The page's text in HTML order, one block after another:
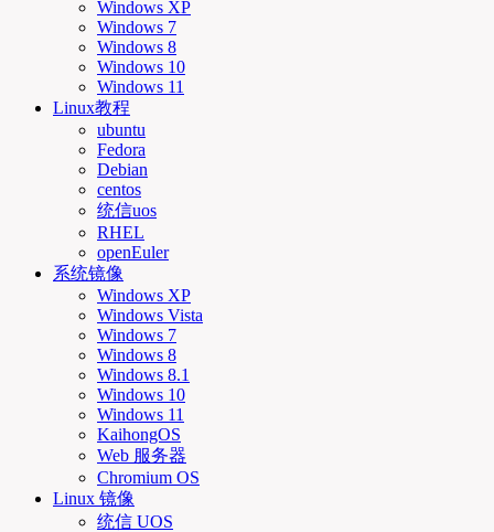
Windows XP
Windows 7
Windows 8
Windows 10
Windows 11
Linux教程
ubuntu
Fedora
Debian
centos
统信uos
RHEL
openEuler
系统镜像
Windows XP
Windows Vista
Windows 7
Windows 8
Windows 8.1
Windows 10
Windows 11
KaihongOS
Web 服务器
Chromium OS
Linux 镜像
统信 UOS